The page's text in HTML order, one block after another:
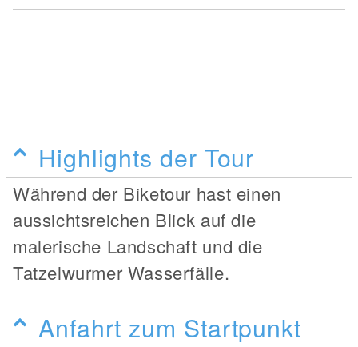
Highlights der Tour
Während der Biketour hast einen
aussichtsreichen Blick auf die
malerische Landschaft und die
Tatzelwurmer Wasserfälle.
Anfahrt zum Startpunkt